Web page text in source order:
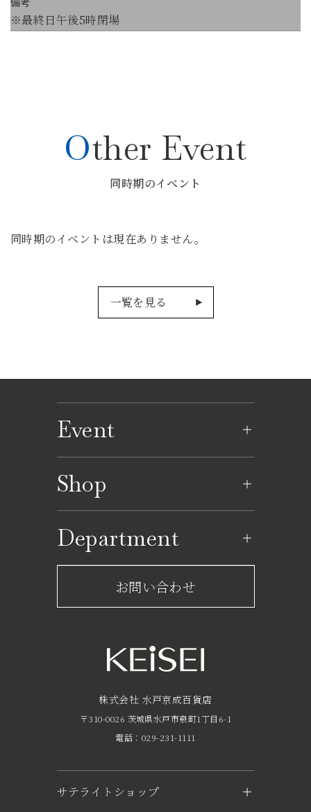
※最終日午後5時閉場
Other Event
同時期のイベント
同時期のイベントは現在ありません。
一覧を見る
Event
イベントカレンダー
Shop
レストラン一覧
ショップからのお知らせ
フロアガイド
Department
サービスのご案内
京成友の会
京成ポイントカードについて
お問い合わせ
株式会社 水戸京成百貨店
〒310-0026 茨城県水戸市泉町1丁目6-1
電話：029-231-1111
サテライトショップ